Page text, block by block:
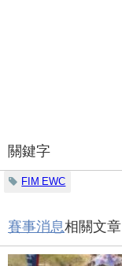
關鍵字
FIM EWC
賽事消息相關文章